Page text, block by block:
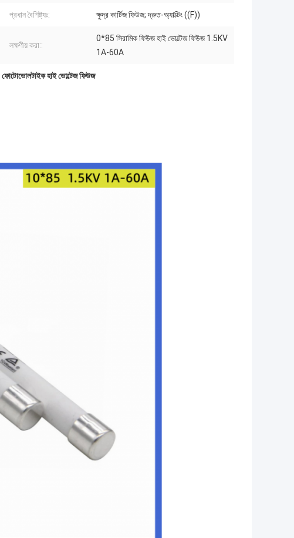
প্রধান বৈশিষ্ট্যঃ: ক্ষুদ্র কার্টিজ ফিউজ; দ্রুত-অ্যাক্টিং ((F))
লক্ষণীয় করা::
0*85 সিরামিক ফিউজ হাই ভোল্টেজ ফিউজ 1.5KV
1A-60A
ফোটোভোলটাইক হাই ভোল্টেজ ফিউজ